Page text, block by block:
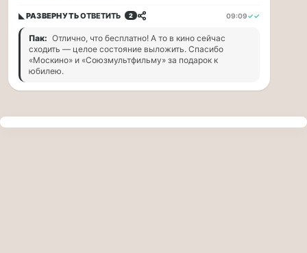
|
16:00
Петр
Ильич
Чайковский
—
из
самых
◣ РАЗВЕРНУТЬОТВЕТИТЬ 2 09:09✓✓
Пак: Отлично, что бесплатно! А то в кино сейчас
сходить — целое состояние выложить. Спасибо
«Москино» и «Союзмультфильму» за подарок к
юбилею.